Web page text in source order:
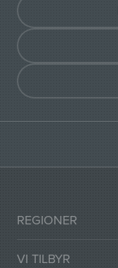
REGIONER
VI TILBYR